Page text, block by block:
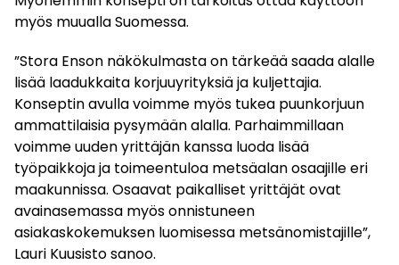
myös muualla Suomessa.
”Stora Enson näkökulmasta on tärkeää saada alalle
lisää laadukkaita korjuuyrityksiä ja kuljettajia.
Konseptin avulla voimme myös tukea puunkorjuun
ammattilaisia pysymään alalla. Parhaimmillaan
voimme uuden yrittäjän kanssa luoda lisää
työpaikkoja ja toimeentuloa metsäalan osaajille eri
maakunnissa. Osaavat paikalliset yrittäjät ovat
avainasemassa myös onnistuneen
asiakaskokemuksen luomisessa metsänomistajille”,
Lauri Kuusisto sanoo.